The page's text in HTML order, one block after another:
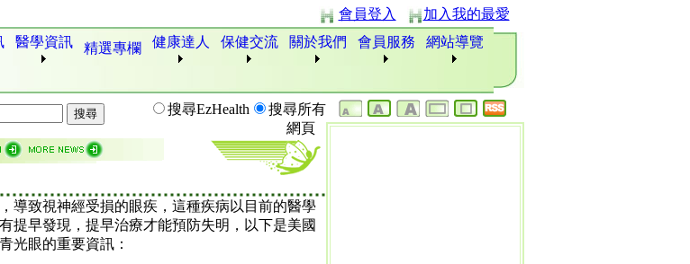
會員登入
加入我的最愛
醫學資訊 精選專欄 健康達人 保健交流 關於我們 會員服務 網站導覽
搜尋EzHealth
搜尋所有
網頁
導致視神經受損的眼疾，這種疾病以目前的醫學
提早發現，提早治療才能預防失明，以下是美國
光眼的重要資訊：